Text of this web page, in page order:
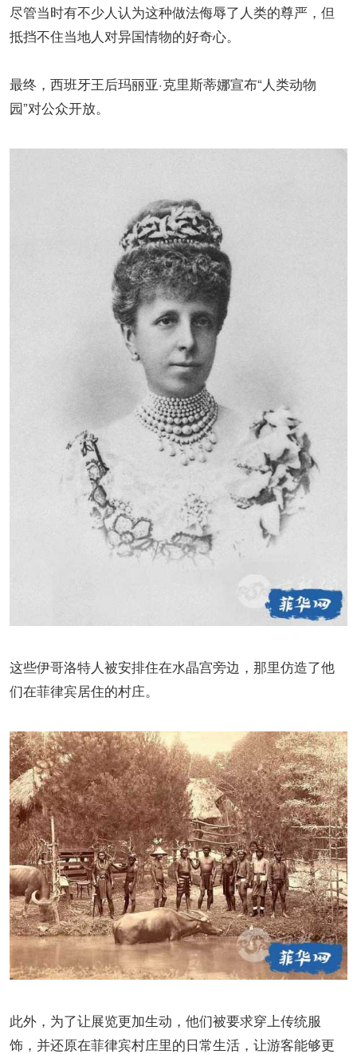
尽管当时有不少人认为这种做法侮辱了人类的尊严，但
抵挡不住当地人对异国情物的好奇心。
最终，西班牙王后玛丽亚·克里斯蒂娜宣布“人类动物
园”对公众开放。
这些伊哥洛特人被安排住在水晶宫旁边，那里仿造了他
们在菲律宾居住的村庄。
此外，为了让展览更加生动，他们被要求穿上传统服
饰，并还原在菲律宾村庄里的日常生活，让游客能够更